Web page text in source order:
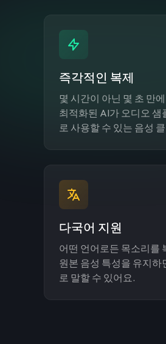
즉각적인 복제
몇 시간이 아닌 몇 초 만
최적화된 AI가 오디오 샘
로 사용할 수 있는 음성
다국어 지원
어떤 언어로든 목소리를
원본 음성 특성을 유지
로 말할 수 있어요.